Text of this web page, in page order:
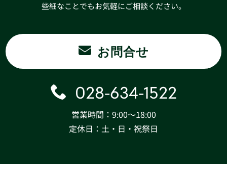
些細なことでもお気軽にご相談ください。
お問合せ
028-634-1522
営業時間：9:00〜18:00
定休日：土・日・祝祭日